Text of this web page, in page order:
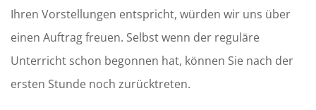
Ihren Vorstellungen entspricht, würden wir uns über
einen Auftrag freuen. Selbst wenn der reguläre
Unterricht schon begonnen hat, können Sie nach der
ersten Stunde noch zurücktreten.